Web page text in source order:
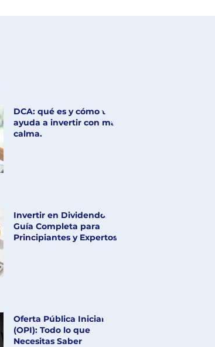
DCA: qué es y cómo te
ayuda a invertir con más
calma.
Invertir en Dividendos:
Guía Completa para
Principiantes y Expertos
Oferta Pública Inicial
(OPI): Todo lo que
Necesitas Saber